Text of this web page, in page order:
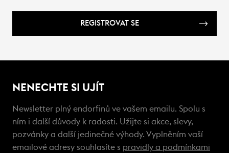
REGISTROVAT SE
NENECHTE SI UJÍT
Newsletter plný endorfinů ve vašem emailu. Spolu s
ním i další důvody k radosti. Užijte si akce, slevy,
pozvánky a další jedinečné výhody. Vyplněním vaší
emailové adresy souhlasíte s pravidly a podmínkami